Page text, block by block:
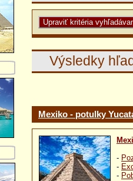
Výsledky
Mexiko - potulky
-
-
-